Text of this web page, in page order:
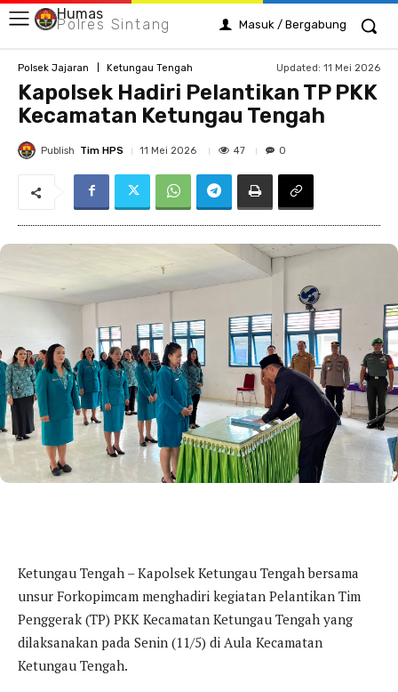
Humas
Polres Sintang Masuk / Bergabung
Polsek Jajaran Ketungau Tengah Updated: 11 Mei 2026
Kapolsek Hadiri Pelantikan TP PKK
Kecamatan Ketungau Tengah
Publish Tim HPS 11 Mei 2026 47 0
Ketungau Tengah – Kapolsek Ketungau Tengah bersama
unsur Forkopimcam menghadiri kegiatan Pelantikan Tim
Penggerak (TP) PKK Kecamatan Ketungau Tengah yang
dilaksanakan pada Senin (11/5) di Aula Kecamatan
Ketungau Tengah.